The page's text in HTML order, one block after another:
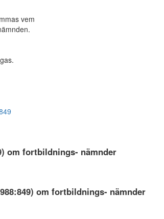
vem
om fortbildnings- nämnder
om fortbildnings- nämnder